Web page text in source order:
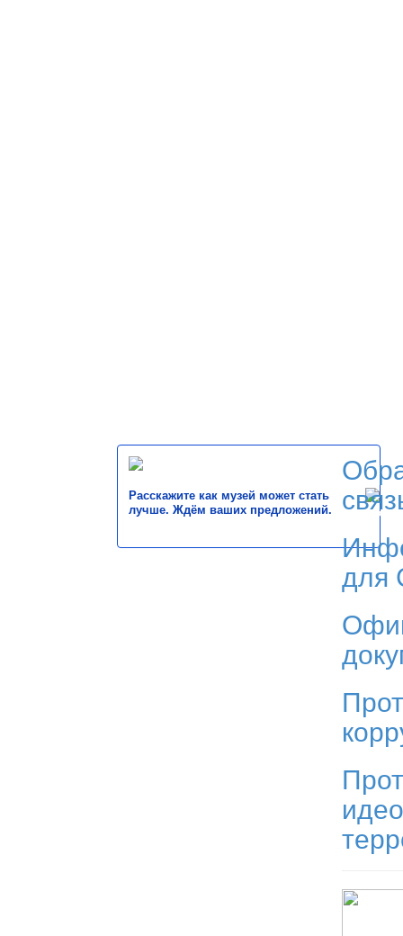
Расскажите как музей может стать
лучше. Ждём ваших предложений.